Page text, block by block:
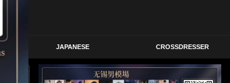
JAPANESE CROSSDRESSER